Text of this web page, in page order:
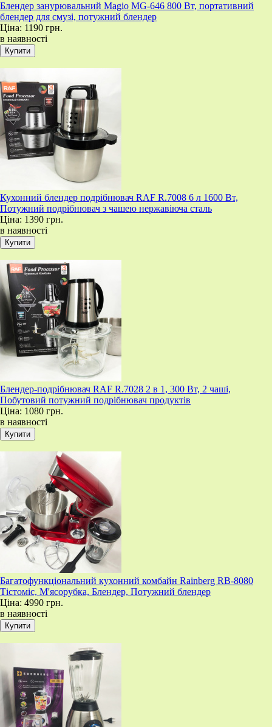
Блендер занурювальний Magio MG-646 800 Вт, портативний
блендер для смузі, потужний блендер
Ціна: 1190 грн.
в наявності
Кухонний блендер подрібнювач RAF R.7008 6 л 1600 Вт,
Потужний подрібнювач з чашею нержавіюча сталь
Ціна: 1390 грн.
в наявності
Блендер-подрібнювач RAF R.7028 2 в 1, 300 Вт, 2 чаші,
Побутовий потужний подрібнювач продуктів
Ціна: 1080 грн.
в наявності
Багатофункціональний кухонний комбайн Rainberg RB-8080
Тістоміс, М'ясорубка, Блендер, Потужний блендер
Ціна: 4990 грн.
в наявності